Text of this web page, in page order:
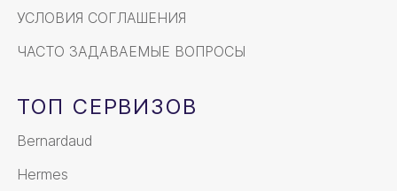
УСЛОВИЯ СОГЛАШЕНИЯ
ЧАСТО ЗАДАВАЕМЫЕ ВОПРОСЫ
ТОП СЕРВИЗОВ
Bernardaud
Hermes